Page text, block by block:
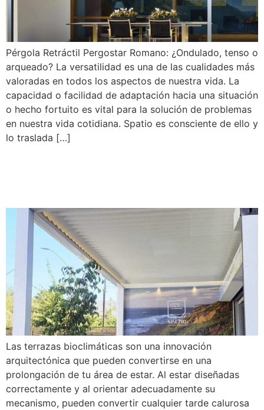
Pérgola Retráctil Pergostar Romano: ¿Ondulado, tenso o
arqueado? La versatilidad es una de las cualidades más
valoradas en todos los aspectos de nuestra vida. La
capacidad o facilidad de adaptación hacia una situación
o hecho fortuito es vital para la solución de problemas
en nuestra vida cotidiana. Spatio es consciente de ello y
lo traslada […]
Las terrazas bioclimáticas son una innovación
arquitectónica que pueden convertirse en una
prolongación de tu área de estar. Al estar diseñadas
correctamente y al orientar adecuadamente su
mecanismo, pueden convertir cualquier tarde calurosa